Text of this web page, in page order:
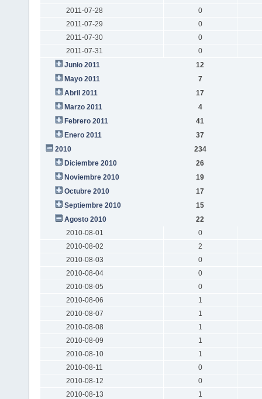
2011-07-28
0
2011-07-29
0
2011-07-30
0
2011-07-31
0
Junio 2011
12
Mayo 2011
7
Abril 2011
17
Marzo 2011
4
Febrero 2011
41
Enero 2011
37
2010
234
Diciembre 2010
26
Noviembre 2010
19
Octubre 2010
17
Septiembre 2010
15
Agosto 2010
22
2010-08-01
0
2010-08-02
2
2010-08-03
0
2010-08-04
0
2010-08-05
0
2010-08-06
1
2010-08-07
1
2010-08-08
1
2010-08-09
1
2010-08-10
1
2010-08-11
0
2010-08-12
0
2010-08-13
1